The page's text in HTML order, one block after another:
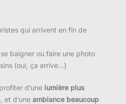
qui arrivent en fin de
baigner ou faire une photo
(oui, ça arrive…)
d’une lumière plus
, et d’une ambiance beaucoup